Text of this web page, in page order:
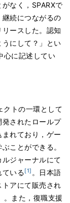
なく，SPARXで
続につながるの
ースした。認知
にして？」とい
心に記述してい
クトの一環として
されたロールプ
れており，ゲー
ことができる。
ジャーナルにて
ている [1] 。日本語
アにて販売され
また，復職支援